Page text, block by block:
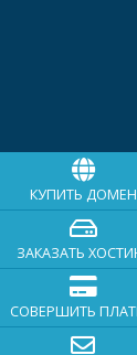
КУПИТЬ ДОМЕН
ЗАКАЗАТЬ
СОВЕРШИТЬ